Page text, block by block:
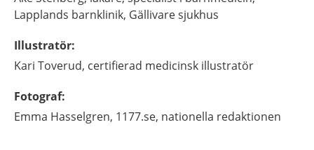
Lapplands barnklinik, Gällivare sjukhus
Illustratör:
Kari Toverud, certifierad medicinsk illustratör
Fotograf:
Emma Hasselgren, 1177.se, nationella redaktionen